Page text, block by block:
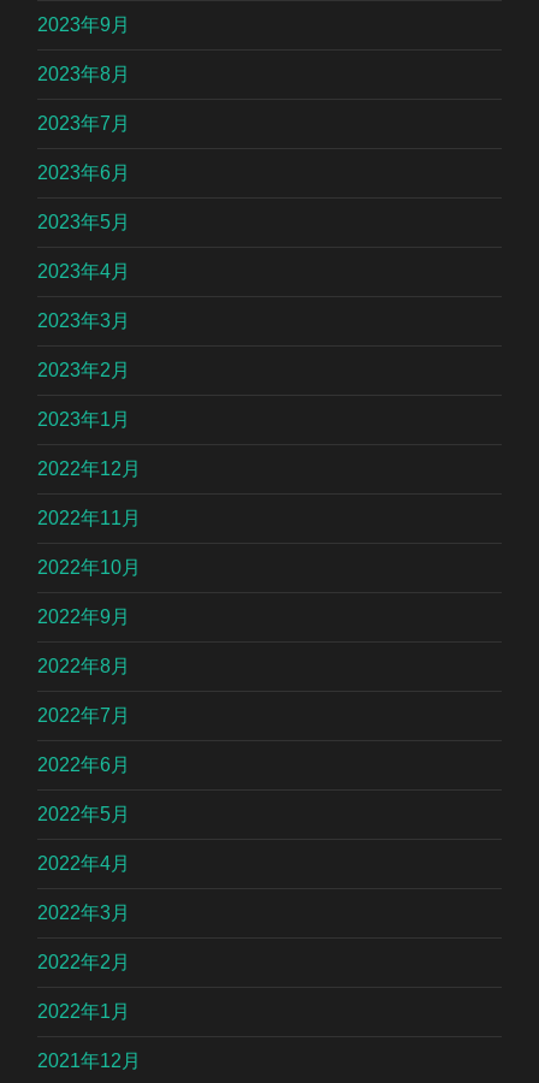
2023年9月
2023年8月
2023年7月
2023年6月
2023年5月
2023年4月
2023年3月
2023年2月
2023年1月
2022年12月
2022年11月
2022年10月
2022年9月
2022年8月
2022年7月
2022年6月
2022年5月
2022年4月
2022年3月
2022年2月
2022年1月
2021年12月